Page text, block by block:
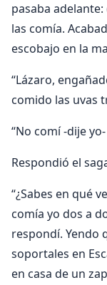
pasaba
las comía.
escobajo en la
“Lázaro,
comido las uvas
“No comí -dije
Respondió el
“¿Sabes en qué
comía yo dos a
respondí. Yendo
soportales en
en casa de un